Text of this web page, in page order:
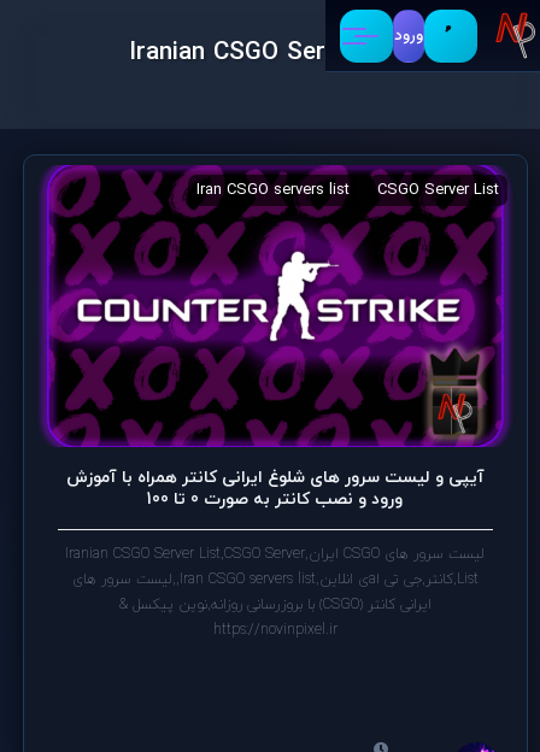
ورودIranian CSGO Server List
CSGO Server List
Iran CSGO servers list
CSGO Server List
آیپی و لیست سرور های شلوغ ایرانی کانتر همراه با آموزش
ورود و نصب کانتر به صورت 0 تا 100
لیست سرور های CSGO ایران,Iranian CSGO Server List,CSGO Server
List,کانتر,جی تی اaی انلاین,Iran CSGO servers list,,لیست سرور های
ایرانی کانتر (CSGO) با بروزرسانی روزانه,نوین پیکسل &
https://novinpixel.ir